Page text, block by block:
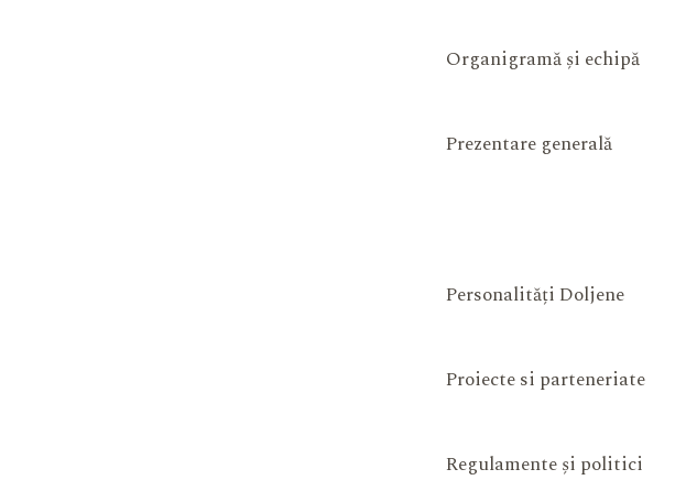
Organigramă și echipă
Prezentare generală
Personalități Doljene
Proiecte si parteneriate
Regulamente și politici